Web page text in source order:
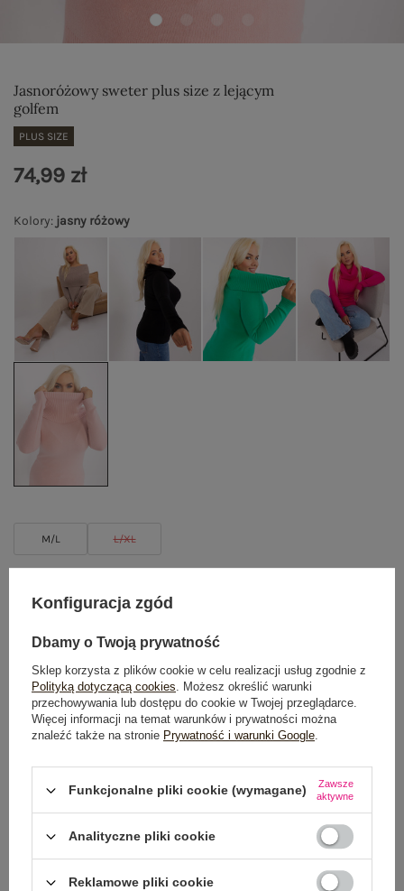
Jasnoróżowy sweter plus size z lejącym
golfem
PLUS SIZE
Kolory: jasny różowy
M/L L/XL
74,99 zł
Możesz kupić także poprzez:
Do darmowej dostawy brakuje 200,00 zł
Wysyłka w poniedziałek
Konfiguracja zgód
Dbamy o Twoją prywatność
Sklep korzysta z plików cookie w celu realizacji usług zgodnie z
Polityką dotyczącą cookies. Możesz określić warunki
przechowywania lub dostępu do cookie w Twojej przeglądarce.
Więcej informacji na temat warunków i prywatności można
znaleźć także na stronie Prywatność i warunki Google.
Funkcjonalne pliki cookie (wymagane)
Zawsze
aktywne
Analityczne pliki cookie
Reklamowe pliki cookie